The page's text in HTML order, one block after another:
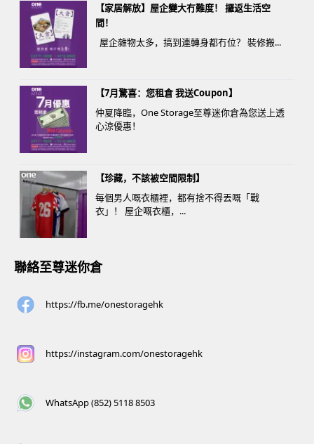
【家居解放】屋企變大冇難度！ 攞返生活空
間！
屋企雜物太多，搞到連轉身都冇位？ 裝修搬...
【7月驚喜：您租倉 我送Coupon】
仲夏降臨，One Storage至尊迷你倉為您送上透
心涼優惠！
【珍藏，不該被空間限制】
每個男人嘅衣櫃裡，都有捨不得丟嘅「戰
衣」！ 屋企嘅衣櫃，...
聯絡至尊迷你倉
https://fb.me/onestoragehk
https://instagram.com/onestoragehk
WhatsApp (852) 5118 8503